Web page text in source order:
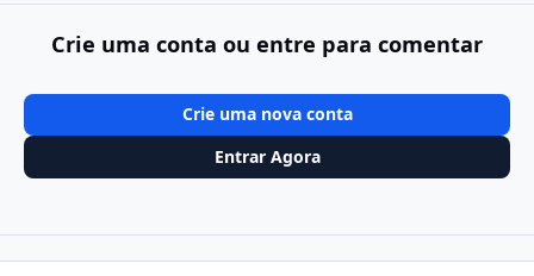
Crie uma conta ou entre para comentar
Crie uma nova conta
Entrar Agora